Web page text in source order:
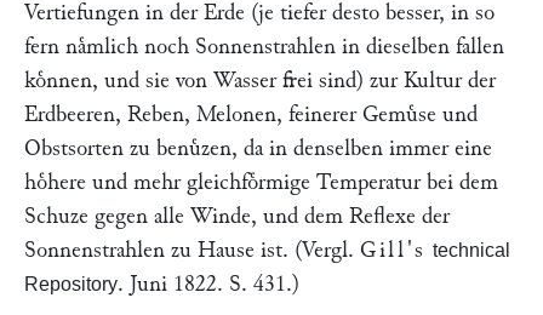
Vertiefungen in der Erde (je tiefer desto besser, in so
fern naͤmlich noch Sonnenstrahlen in dieselben fallen
koͤnnen, und sie von Wasser frei sind) zur Kultur der
Erdbeeren, Reben, Melonen, feinerer Gemuͤse und
Obstsorten zu benuͤzen, da in denselben immer eine
hoͤhere und mehr gleichfoͤrmige Temperatur bei dem
Schuze gegen alle Winde, und dem Reflexe der
Sonnenstrahlen zu Hause ist. (Vergl. Gill's technical
Repository. Juni 1822. S. 431.)